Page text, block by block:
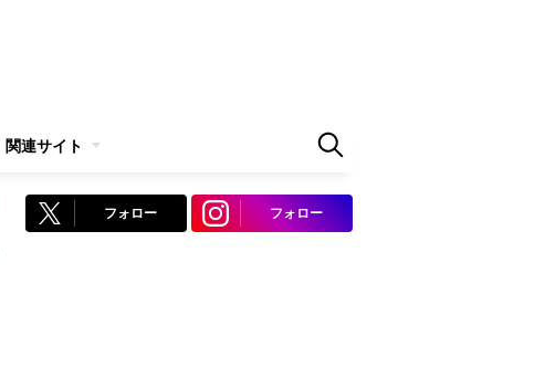
関連サイト
フォロー フォロー